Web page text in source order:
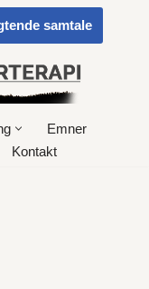
samtale
Emner
Kontakt